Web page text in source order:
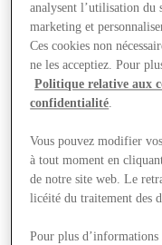
analysent l’utilisation du
marketing et
Ces cookies non
ne les acceptiez. Pour
Politique relative aux
confidentialité.
Vous pouvez modifier
à tout moment en
de notre site web. Le
licéité du traitement des
Pour plus d’informations